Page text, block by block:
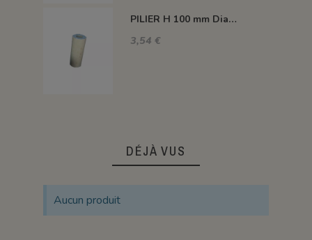
PILIER H 100 mm Diam.43 mm 1350°C
3,54 €
DÉJÀ VUS
Aucun produit